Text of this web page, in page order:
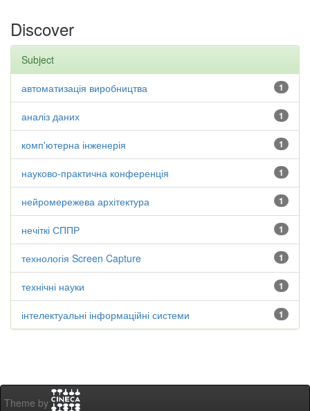
Discover
Subject
1
автоматизація виробництва
1
аналіз даних
1
комп'ютерна інженерія
1
науково-практична конференція
1
нейромережева архітектура
1
нечіткі СППР
1
технологія Screen Capture
1
технічні науки
1
інтелектуальні інформаційні системи
Theme by